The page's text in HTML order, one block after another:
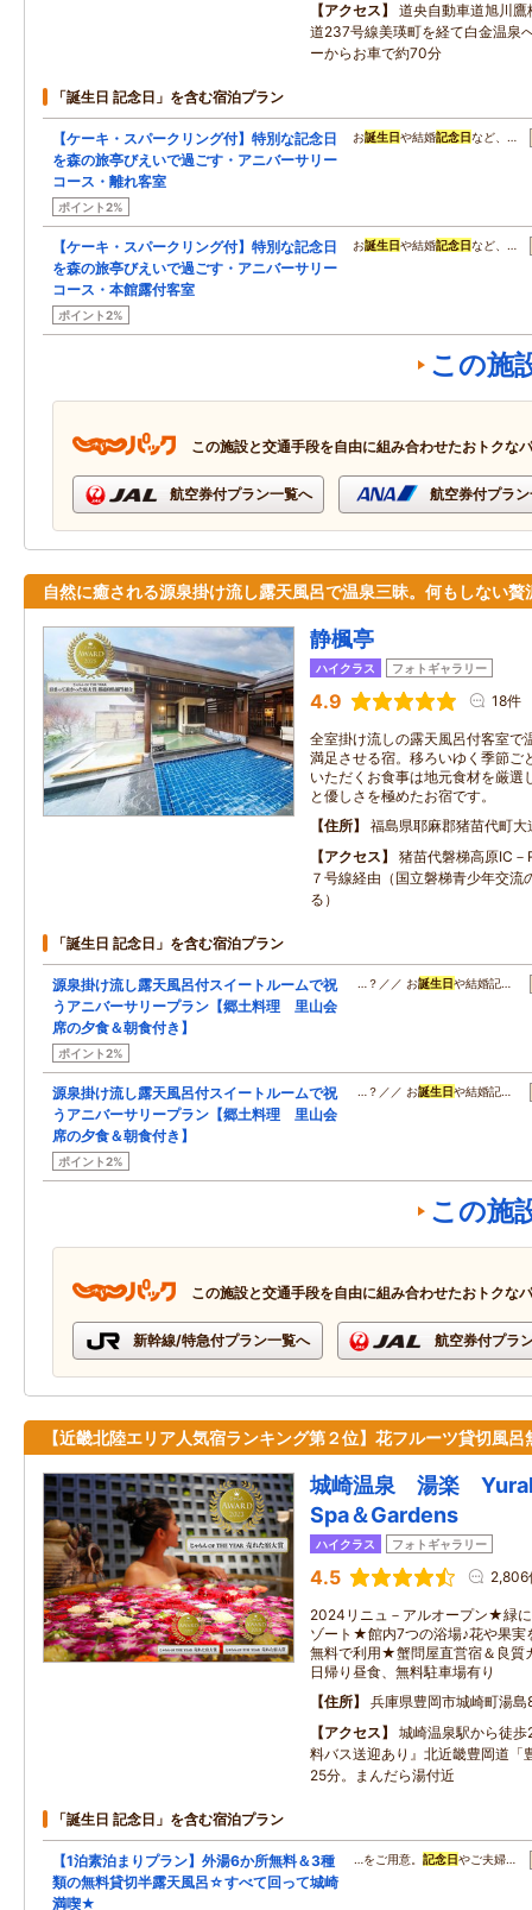
アクセス
道央自動車道旭川
道237号線美瑛町を経て白金温泉
ーからお車で約70分
「誕生日 記念日」を含む宿泊プラン
【ケーキ・スパークリング付】特別な記念日
を森の旅亭びえいで過ごす・アニバーサリー
コース・離れ客室
ポイント2%
お誕生日や結婚記念日など、…
【ケーキ・スパークリング付】特別な記念日
を森の旅亭びえいで過ごす・アニバーサリー
コース・本館露付客室
ポイント2%
お誕生日や結婚記念日など、…
この施
この施設と交通手段を自由に組み合わせたおトクな
航空券付プラン一覧へ 航空券付プラ
自然に癒される源泉掛け流し露天風呂で温泉三昧。何もしない贅
静楓亭
ハイクラス フォトギャラリー
4.9 18件
全室掛け流しの露天風呂付客室で
満足させる宿。移ろいゆく季節ご
いただくお食事は地元食材を厳選
と優しさを極めたお宿です。
住所
福島県耶麻郡猪苗代町
アクセス
猪苗代磐梯高原IC
７号線経由（国立磐梯青少年交流
る）
「誕生日 記念日」を含む宿泊プラン
源泉掛け流し露天風呂付スイートルームで祝
うアニバーサリープラン【郷土料理 里山会
席の夕食＆朝食付き】
ポイント2%
…？／／ お誕生日や結婚記…
源泉掛け流し露天風呂付スイートルームで祝
うアニバーサリープラン【郷土料理 里山会
席の夕食＆朝食付き】
ポイント2%
…？／／ お誕生日や結婚記…
この施
この施設と交通手段を自由に組み合わせたおトクな
新幹線/特急付プラン一覧へ 航空券付プラ
【近畿北陸エリア人気宿ランキング第２位】花フルーツ貸切風呂
城崎温泉 湯楽
Spa＆Gardens
ハイクラス フォトギャラリー
4.5 2,806
2024リニュ－アルオープン★緑
ゾート★館内7つの浴場♪花や果実
無料で利用★蟹問屋直営宿＆良
日帰り昼食、無料駐車場有り
住所
兵庫県豊岡市城崎町湯
アクセス
城崎温泉駅から徒
料バス送迎あり』北近畿豊岡道「
25分。まんだら湯付近
「誕生日 記念日」を含む宿泊プラン
【1泊素泊まりプラン】外湯6か所無料＆3種
類の無料貸切半露天風呂☆すべて回って城崎
満喫★
…をご用意。 記念日やご夫婦…